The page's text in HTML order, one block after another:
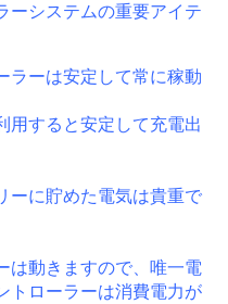
ーシステムの重要アイテ
ラーは安定して常に稼動
用すると安定して充電出
ーに貯めた電気は貴重で
は動きますので、唯一電
トローラーは消費電力が